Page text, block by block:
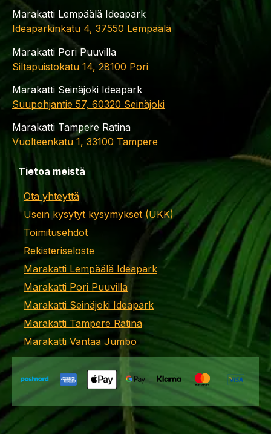
Marakatti Lempäälä Ideapark
Ideaparkinkatu 4, 37550 Lempäälä
Marakatti Pori Puuvilla
Siltapuistokatu 14, 28100 Pori
Marakatti Seinäjoki Ideapark
Suupohjantie 57, 60320 Seinäjoki
Marakatti Tampere Ratina
Vuolteenkatu 1, 33100 Tampere
Tietoa meistä
Ota yhteyttä
Usein kysytyt kysymykset (UKK)
Toimitusehdot
Rekisteriseloste
Marakatti Lempäälä Ideapark
Marakatti Pori Puuvilla
Marakatti Seinäjoki Ideapark
Marakatti Tampere Ratina
Marakatti Vantaa Jumbo